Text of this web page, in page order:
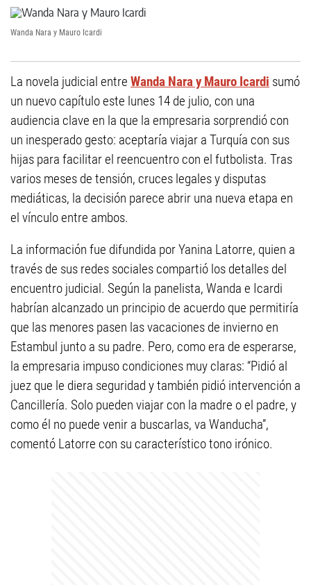
Wanda Nara y Mauro Icardi
La novela judicial entre Wanda Nara y Mauro Icardi sumó
un nuevo capítulo este lunes 14 de julio, con una
audiencia clave en la que la empresaria sorprendió con
un inesperado gesto: aceptaría viajar a Turquía con sus
hijas para facilitar el reencuentro con el futbolista. Tras
varios meses de tensión, cruces legales y disputas
mediáticas, la decisión parece abrir una nueva etapa en
el vínculo entre ambos.
La información fue difundida por Yanina Latorre, quien a
través de sus redes sociales compartió los detalles del
encuentro judicial. Según la panelista, Wanda e Icardi
habrían alcanzado un principio de acuerdo que permitiría
que las menores pasen las vacaciones de invierno en
Estambul junto a su padre. Pero, como era de esperarse,
la empresaria impuso condiciones muy claras: “Pidió al
juez que le diera seguridad y también pidió intervención a
Cancillería. Solo pueden viajar con la madre o el padre, y
como él no puede venir a buscarlas, va Wanducha”,
comentó Latorre con su característico tono irónico.